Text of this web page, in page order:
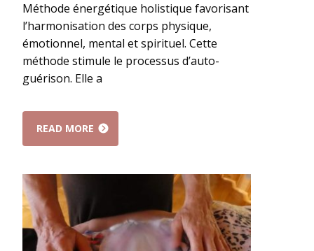
Méthode énergétique holistique favorisant
l’harmonisation des corps physique,
émotionnel, mental et spirituel. Cette
méthode stimule le processus d’auto-
guérison. Elle a
READ MORE